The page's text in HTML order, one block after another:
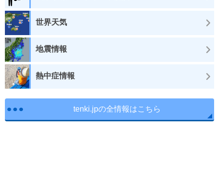
世界天気
地震情報
熱中症情報
tenki.jpの全情報はこちら